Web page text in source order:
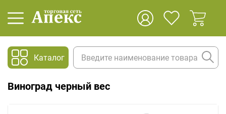
Каталог
Виноград черный вес